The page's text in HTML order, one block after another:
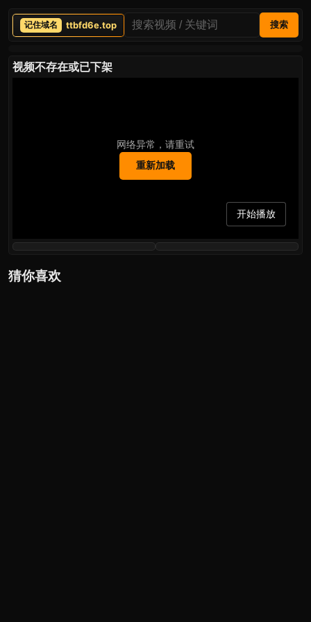
ttbfd6e.top 搜索
视频不存在或已下架
网络异常，请重试
重新加载
开始播放
猜你喜欢